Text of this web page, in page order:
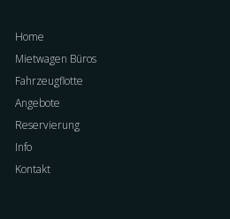
Home
Mietwagen Büros
Fahrzeugflotte
Angebote
Reservierung
Info
Kontakt